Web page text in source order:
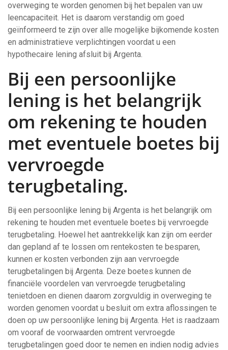
overweging te worden genomen bij het bepalen van uw
leencapaciteit. Het is daarom verstandig om goed
geïnformeerd te zijn over alle mogelijke bijkomende kosten
en administratieve verplichtingen voordat u een
hypothecaire lening afsluit bij Argenta.
Bij een persoonlijke
lening is het belangrijk
om rekening te houden
met eventuele boetes bij
vervroegde
terugbetaling.
Bij een persoonlijke lening bij Argenta is het belangrijk om
rekening te houden met eventuele boetes bij vervroegde
terugbetaling. Hoewel het aantrekkelijk kan zijn om eerder
dan gepland af te lossen om rentekosten te besparen,
kunnen er kosten verbonden zijn aan vervroegde
terugbetalingen bij Argenta. Deze boetes kunnen de
financiële voordelen van vervroegde terugbetaling
tenietdoen en dienen daarom zorgvuldig in overweging te
worden genomen voordat u besluit om extra aflossingen te
doen op uw persoonlijke lening bij Argenta. Het is raadzaam
om vooraf de voorwaarden omtrent vervroegde
terugbetalingen goed door te nemen en indien nodig advies